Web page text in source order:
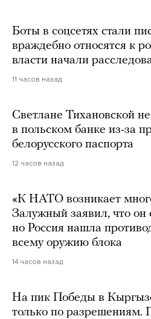
Боты в соцсетях стали
враждебно относятся к
власти начали
11 часов назад
Светлане Тихановской
в польском банке из-за
белорусского паспорта
12 часов назад
«К НАТО возникает
Залужный заявил, что он
но Россия нашла
всему оружию блока
14 часов назад
На пик Победы в
только по разрешениям.